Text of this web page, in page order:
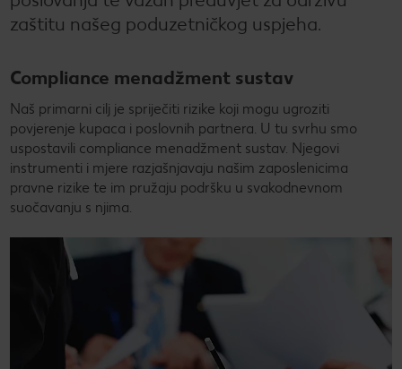
Novosti
Kontakt
zaštitu našeg poduzetničkog uspjeha.
Compliance menadžment sustav
Naš primarni cilj je spriječiti rizike koji mogu ugroziti
povjerenje kupaca i poslovnih partnera. U tu svrhu smo
uspostavili compliance menadžment sustav. Njegovi
instrumenti i mjere razjašnjavaju našim zaposlenicima
pravne rizike te im pružaju podršku u svakodnevnom
suočavanju s njima.